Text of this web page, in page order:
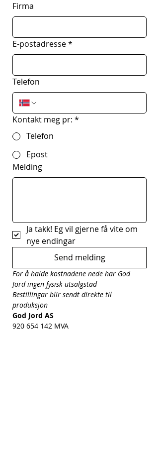
Firma
E-postadresse*
Telefon
Kontakt meg pr: *
Telefon
Epost
Melding
Ja takk! Eg vil gjerne få vite om
nye endingar
Send melding
For å halde kostnadene nede har God
Jord ingen fysisk utsalgstad
Bestillingar blir sendt direkte til
produksjon
God Jord AS
920 654 142 MVA